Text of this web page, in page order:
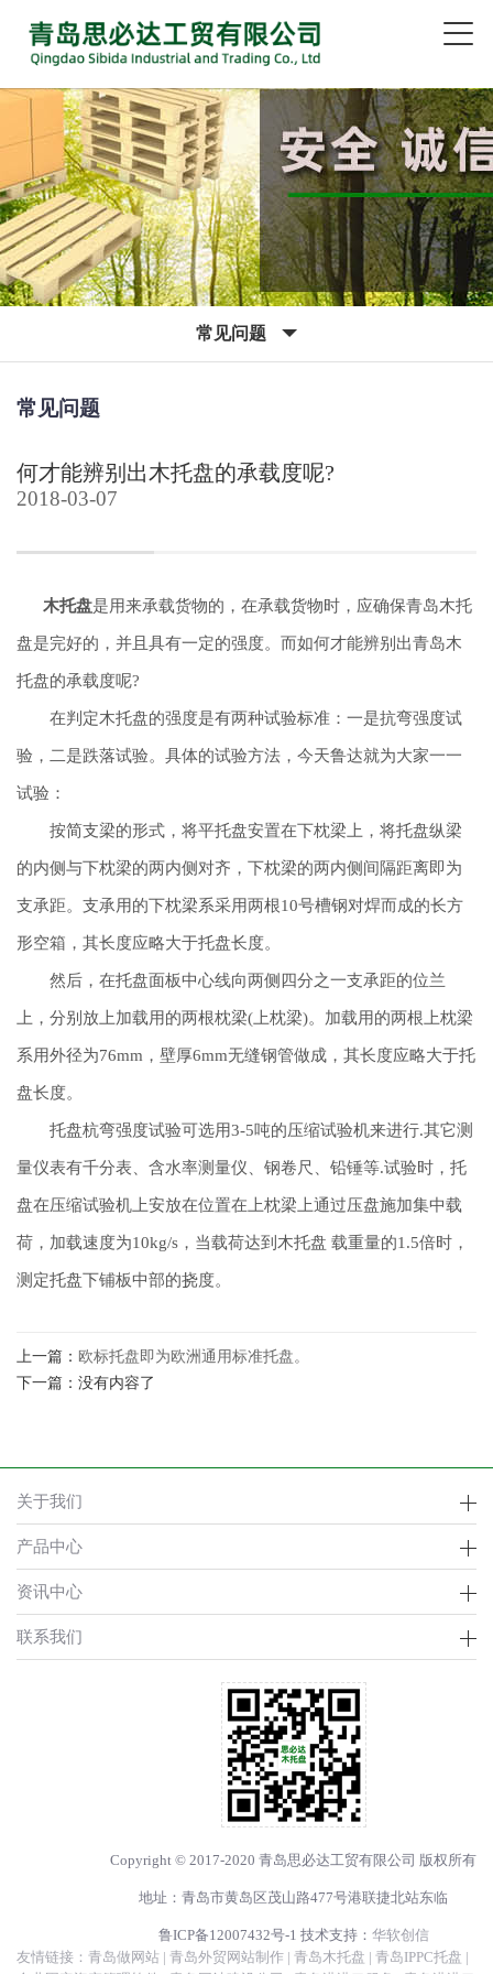
常见问题
常见问题
何才能辨别出木托盘的承载度呢?
2018-03-07
木托盘是用来承载货物的，在承载货物时，应确保青岛木托
盘是完好的，并且具有一定的强度。而如何才能辨别出青岛木
托盘的承载度呢?
在判定木托盘的强度是有两种试验标准：一是抗弯强度试
验，二是跌落试验。具体的试验方法，今天鲁达就为大家一一
试验：
按简支梁的形式，将平托盘安置在下枕梁上，将托盘纵梁
的内侧与下枕梁的两内侧对齐，下枕梁的两内侧间隔距离即为
支承距。支承用的下枕梁系采用两根10号槽钢对焊而成的长方
形空箱，其长度应略大于托盘长度。
然后，在托盘面板中心线向两侧四分之一支承距的位兰
上，分别放上加载用的两根枕梁(上枕梁)。加载用的两根上枕梁
系用外径为76mm，壁厚6mm无缝钢管做成，其长度应略大于托
盘长度。
托盘杭弯强度试验可选用3-5吨的压缩试验机来进行.其它测
量仪表有千分表、含水率测量仪、钢卷尺、铅锤等.试验时，托
盘在压缩试验机上安放在位置在上枕梁上通过压盘施加集中载
荷，加载速度为10kg/s，当载荷达到木托盘 载重量的1.5倍时，
测定托盘下铺板中部的挠度。
上一篇： 欧标托盘即为欧洲通用标准托盘。
下一篇：没有内容了
关于我们
产品中心
资讯中心
联系我们
Copyright © 2017-2020 青岛思必达工贸有限公司 版权所有
地址：青岛市黄岛区茂山路477号港联捷北站东临
鲁ICP备12007432号-1 技术支持： 华软创信
友情链接： 青岛做网站 | 青岛外贸网站制作 | 青岛木托盘 | 青岛IPPC托盘 |